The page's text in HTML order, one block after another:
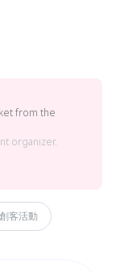
from the
organizer.
創客活動